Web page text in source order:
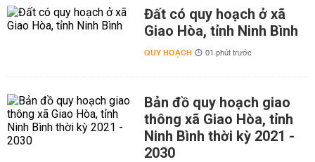
Đất có quy hoạch ở xã
Giao Hòa, tỉnh Ninh Bình
QUY HOẠCH 01 phút trước
Bản đồ quy hoạch giao
thông xã Giao Hòa, tỉnh
Ninh Bình thời kỳ 2021 -
2030